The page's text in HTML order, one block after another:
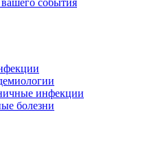
события
инфекции
болезни